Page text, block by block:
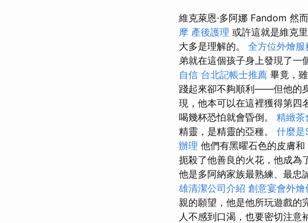
維克萊恩·多阿娜 Fandom 然
摩 產後護理 或許這就是維克
大多是理解的。 全方位外燴服
弟就在這個孩子身上發現了一
自信 台北記帳士推薦 畢竟，
踐起來卻不夠順利——但他的
現，他本可以在這裡獲得第四
喝幾杯恐怕就會昏倒。 精緻茶
精靈，是精靈的亞種。 什麼是
辦理 他們有黑曜石色的皮膚
扼殺了他善良的火花，他成為
他是多阿納家族最熟練、最
雄清潔公司介紹 創意宴會外燴
親的願望，他是他所玩遊戲的
人不感到口渴，也要密切注意